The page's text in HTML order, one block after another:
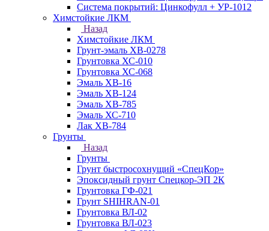
Система покрытий: Цинкофулл + УР-1012
Химстойкие ЛКМ
Назад
Химстойкие ЛКМ
Грунт-эмаль ХВ-0278
Грунтовка ХС-010
Грунтовка ХС-068
Эмаль ХВ-16
Эмаль ХВ-124
Эмаль ХВ-785
Эмаль ХС-710
Лак ХВ-784
Грунты
Назад
Грунты
Грунт быстросохнущий «СпецКор»
Эпоксидный грунт Спецкор-ЭП 2К
Грунтовка ГФ-021
Грунт SHIHRAN-01
Грунтовка ВЛ-02
Грунтовка ВЛ-023